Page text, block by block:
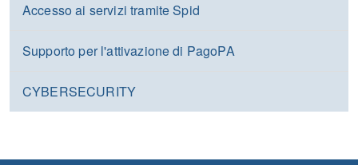
Accesso ai servizi tramite Spid
Supporto per l'attivazione di PagoPA
CYBERSECURITY